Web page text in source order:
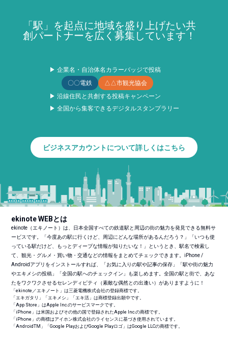
「駅」を起点に地域を盛り上げたい共
創パートナーを広く募集しています！
▶ 企業名・自治体名カラーバッジで投稿
〇〇電鉄
△△市観光協会
▶ 沿線住民と共創する投稿キャンペーン
▶ 全国から集客できるデジタルスタンプラリー
ビジネスアカウントについて詳しくはこちら
ekinote WEBとは
ekinote（エキノート）は、日本全国すべての鉄道駅と周辺の街の魅力を発見できる無料サ
ービスです。「今度あの駅に行くけど、周辺にどんな場所があるんだろう？」「いつも使
っている駅だけど、もっとディープな情報が知りたいな！」というとき、駅名で検索し
て、観光・グルメ・買い物・交通などの情報をまとめてチェックできます。iPhone /
Androidアプリをインストールすれば、「お気に入りの駅や記事の保存」「駅や街の魅力
やエキメシの投稿」「全国の駅へのチェックイン」も楽しめます。全国の駅と街で、あな
たをワクワクさせるセレンディピティ（素敵な偶然との出逢い）がありますように！
「ekinote／エキノート」は三菱電機株式会社の登録商標です。
「エキガタリ」「エキメシ」「エキ活」は商標登録出願中です。
「App Store」はApple Inc.のサービスマークです。
「iPhone」は米国およびその他の国で登録されたApple Inc.の商標です。
「iPhone」の商標はアイホン株式会社のライセンスに基づき使用されています。
「AndroidTM 」「Google PlayおよびGoogle Playロゴ」はGoogle LLCの商標です。